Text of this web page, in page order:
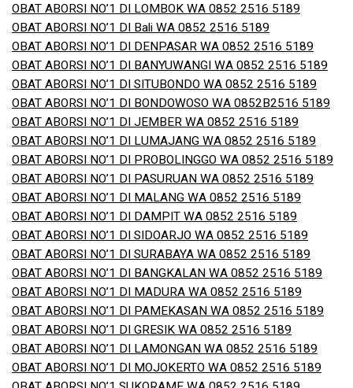
OBAT ABORSI NO’1 DI LOMBOK WA 0852 2516 5189
OBAT ABORSI NO’1 DI Bali WA 0852 2516 5189
OBAT ABORSI NO’1 DI DENPASAR WA 0852 2516 5189
OBAT ABORSI NO’1 DI BANYUWANGI WA 0852 2516 5189
OBAT ABORSI NO’1 DI SITUBONDO WA 0852 2516 5189
OBAT ABORSI NO’1 DI BONDOWOSO WA 0852B2516 5189
OBAT ABORSI NO’1 DI JEMBER WA 0852 2516 5189
OBAT ABORSI NO’1 DI LUMAJANG WA 0852 2516 5189
OBAT ABORSI NO’1 DI PROBOLINGGO WA 0852 2516 5189
OBAT ABORSI NO’1 DI PASURUAN WA 0852 2516 5189
OBAT ABORSI NO’1 DI MALANG WA 0852 2516 5189
OBAT ABORSI NO’1 DI DAMPIT WA 0852 2516 5189
OBAT ABORSI NO’1 DI SIDOARJO WA 0852 2516 5189
OBAT ABORSI NO’1 DI SURABAYA WA 0852 2516 5189
OBAT ABORSI NO’1 DI BANGKALAN WA 0852 2516 5189
OBAT ABORSI NO’1 DI MADURA WA 0852 2516 5189
OBAT ABORSI NO’1 DI PAMEKASAN WA 0852 2516 5189
OBAT ABORSI NO’1 DI GRESIK WA 0852 2516 5189
OBAT ABORSI NO’1 DI LAMONGAN WA 0852 2516 5189
OBAT ABORSI NO’1 DI MOJOKERTO WA 0852 2516 5189